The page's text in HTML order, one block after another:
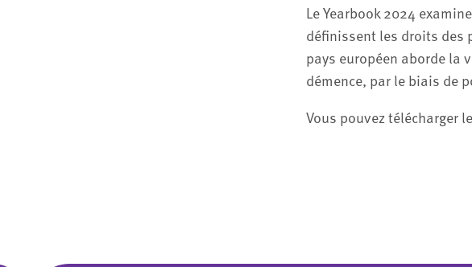
Le Yearbook 2024
définissent les droits des
pays européen aborde la
démence, par le biais de
Vous pouvez télécharger